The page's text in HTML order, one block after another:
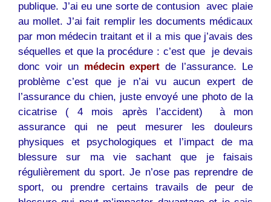
publique. J’ai eu une sorte de contusion avec plaie
au mollet. J’ai fait remplir les documents médicaux
par mon médecin traitant et il a mis que j’avais des
séquelles et que la procédure : c’est que je devais
donc voir un médecin expert de l’assurance. Le
problème c’est que je n’ai vu aucun expert de
l’assurance du chien, juste envoyé une photo de la
cicatrise ( 4 mois après l’accident) à mon
assurance qui ne peut mesurer les douleurs
physiques et psychologiques et l’impact de ma
blessure sur ma vie sachant que je faisais
régulièrement du sport. Je n’ose pas reprendre de
sport, ou prendre certains travails de peur de